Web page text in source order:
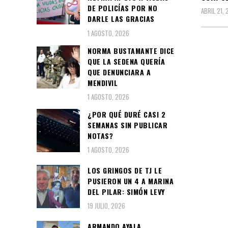
ABRIL 21,
DE POLICÍAS POR NO
DARLE LAS GRACIAS
1 AGOSTO, 2026
NORMA BUSTAMANTE DICE
QUE LA SEDENA QUERÍA
QUE DENUNCIARA A
MENDIVIL
1 AGOSTO, 2026
¿POR QUÉ DURÉ CASI 2
SEMANAS SIN PUBLICAR
NOTAS?
1 AGOSTO, 2026
LOS GRINGOS DE TJ LE
PUSIERON UN 4 A MARINA
DEL PILAR: SIMÓN LEVY
19 JULIO, 2026